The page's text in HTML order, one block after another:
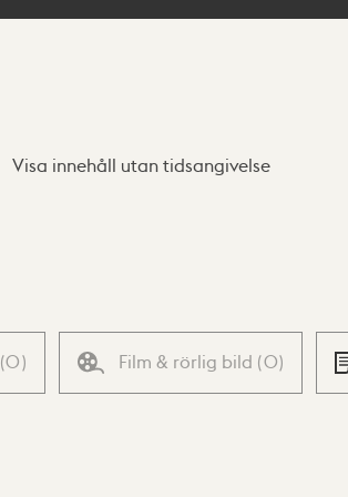
Visa innehåll utan tidsangivelse
(0) Film & rörlig bild (0)